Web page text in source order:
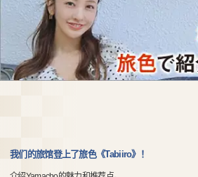
我们的旅馆登上了旅色《Tabiiro》！